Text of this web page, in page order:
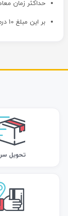
حداکثر زمان معامله
بر این مبلغ 10 درصد مالیات بر ارزش افزوده، اضافه میشود
تحویل